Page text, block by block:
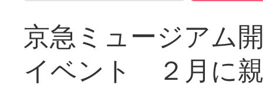
京急ミュージアム
イベント ２月に